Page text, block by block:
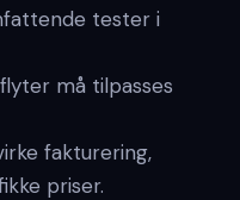
tester i
må tilpasses
fakturering,
priser.